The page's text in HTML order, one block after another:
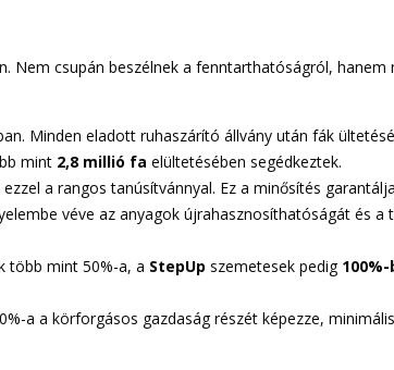
Nem csupán beszélnek a fenntarthatóságról, hanem
Minden eladott ruhaszárító állvány után fák
mint 2,8 millió fa elültetésében segédkeztek.
ezzel a rangos tanúsítvánnyal. Ez a minősítés
véve az anyagok újrahasznosíthatóságát és a
több mint 50%-a, a StepUp szemetesek pedig
a a körforgásos gazdaság részét képezze,